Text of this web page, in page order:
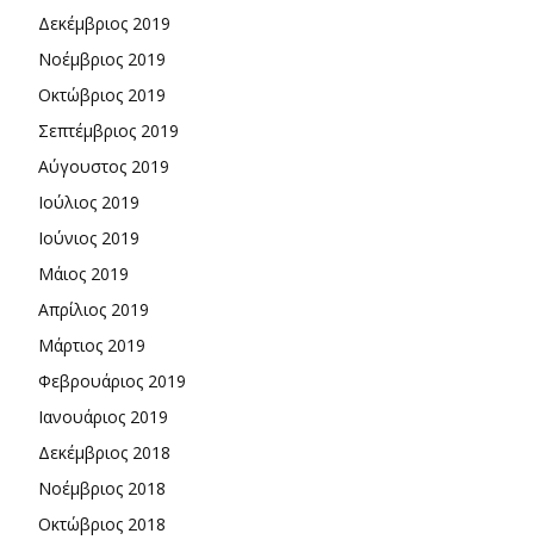
Δεκέμβριος 2019
Νοέμβριος 2019
Οκτώβριος 2019
Σεπτέμβριος 2019
Αύγουστος 2019
Ιούλιος 2019
Ιούνιος 2019
Μάιος 2019
Απρίλιος 2019
Μάρτιος 2019
Φεβρουάριος 2019
Ιανουάριος 2019
Δεκέμβριος 2018
Νοέμβριος 2018
Οκτώβριος 2018